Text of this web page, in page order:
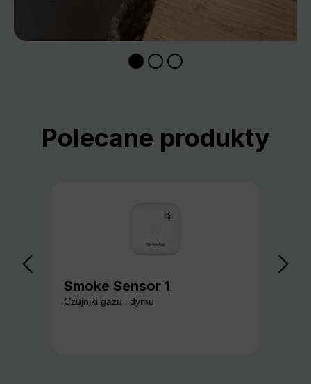
Pomiń galerię produktów
Polecane produkty
Smoke Sensor 1
Czujniki gazu i dymu